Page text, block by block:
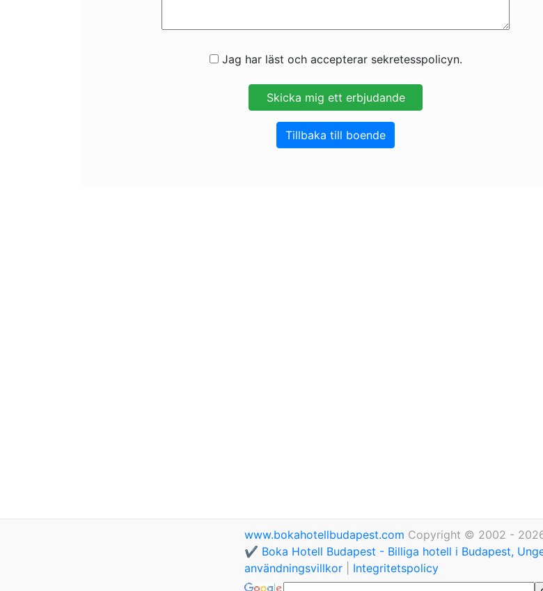
Jag har läst och accepterar sekretesspolicyn.
Tillbaka till boende
www.bokahotellbudapest.com Copyright © 2002 -
✔️ Boka Hotell Budapest - Billiga hotell i Budapest,
användningsvillkor
Integritetspolicy